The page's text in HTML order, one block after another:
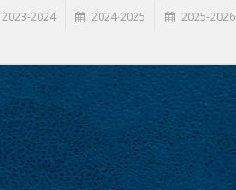
2023-2024 2024-2025 2025-2026